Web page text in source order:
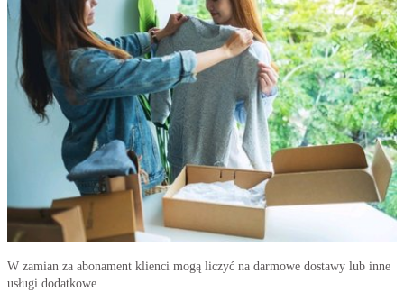
W zamian za abonament klienci mogą liczyć na darmowe dostawy lub inne
usługi dodatkowe